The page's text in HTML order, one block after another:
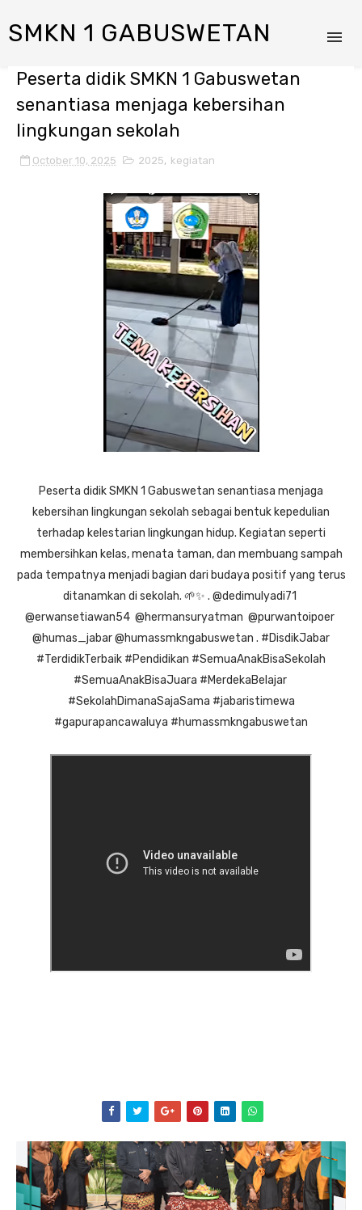
SMKN 1 GABUSWETAN
Peserta didik SMKN 1 Gabuswetan
senantiasa menjaga kebersihan
lingkungan sekolah
October 10, 2025 2025, kegiatan
Peserta didik SMKN 1 Gabuswetan senantiasa menjaga
kebersihan lingkungan sekolah sebagai bentuk kepedulian
terhadap kelestarian lingkungan hidup. Kegiatan seperti
membersihkan kelas, menata taman, dan membuang sampah
pada tempatnya menjadi bagian dari budaya positif yang terus
ditanamkan di sekolah. 🌱✨ . @dedimulyadi71
@erwansetiawan54 @hermansuryatman @purwantoipoer
@humas_jabar @humassmkngabuswetan . #DisdikJabar
#TerdidikTerbaik #Pendidikan #SemuaAnakBisaSekolah
#SemuaAnakBisaJuara #MerdekaBelajar
#SekolahDimanaSajaSama #jabaristimewa
#gapurapancawaluya #humassmkngabuswetan